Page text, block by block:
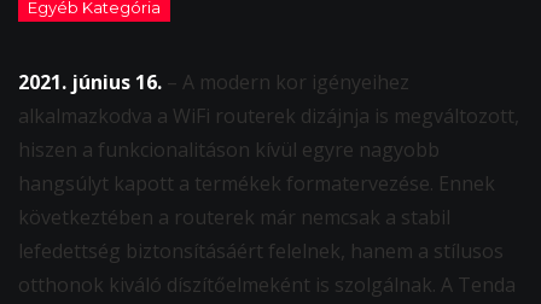
2021. június 16. – A modern kor igényeihez
alkalmazkodva a WiFi routerek dizájnja is megváltozott,
hiszen a funkcionalitáson kívül egyre nagyobb
hangsúlyt kapott a termékek formatervezése. Ennek
következtében a routerek már nemcsak a stabil
lefedettség biztonsításáért felelnek, hanem a stílusos
otthonok kiváló díszítőelmeként is szolgálnak. A Tenda